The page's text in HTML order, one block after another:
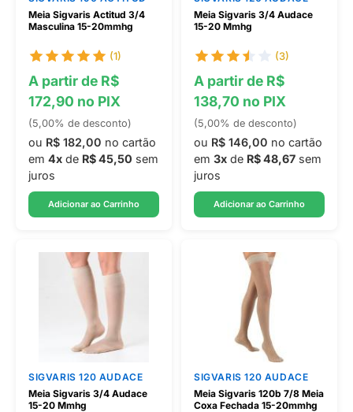
Meia Sigvaris Actitud 3/4
Masculina 15-20mmhg
(1)
A partir de R$
172,90 no PIX
(5,00% de desconto)
ou R$ 182,00 no cartão
em 4x de R$ 45,50 sem
juros
Adicionar ao Carrinho
Meia Sigvaris 3/4 Audace
15-20 Mmhg
(3)
A partir de R$
138,70 no PIX
(5,00% de desconto)
ou R$ 146,00 no cartão
em 3x de R$ 48,67 sem
juros
Adicionar ao Carrinho
SIGVARIS 120 AUDACE
Meia Sigvaris 3/4 Audace
15-20 Mmhg
SIGVARIS 120 AUDACE
Meia Sigvaris 120b 7/8 Meia
Coxa Fechada 15-20mmhg